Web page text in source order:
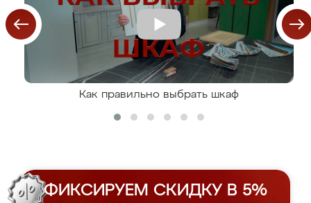
Как правильно выбрать шкаф
ФИКСИРУЕМ СКИДКУ В 5%